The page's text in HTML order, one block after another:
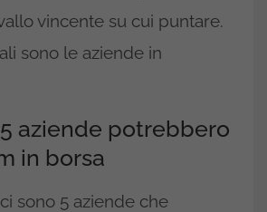
vincente su cui puntare.
sono le aziende in
aziende potrebbero
in borsa
sono 5 aziende che